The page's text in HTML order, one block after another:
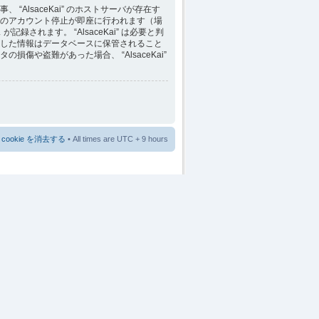
、 “AlsaceKai” のホストサーバが存在す
アカウント停止が即座に行われます（場
記録されます。 “AlsaceKai” は必要と判
た情報はデータベースに保管されること
の損傷や盗難があった場合、 “AlsaceKai”
を消去する • All times are UTC + 9 hours